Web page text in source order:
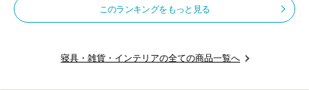
このランキングをもっと見る
寝具・雑貨・インテリアの全ての商品一覧へ